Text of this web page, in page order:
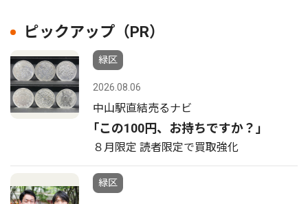
ピックアップ（PR）
緑区
2026.08.06
中山駅直結売るナビ
｢この100円、お持ちですか？｣
８月限定 読者限定で買取強化
緑区